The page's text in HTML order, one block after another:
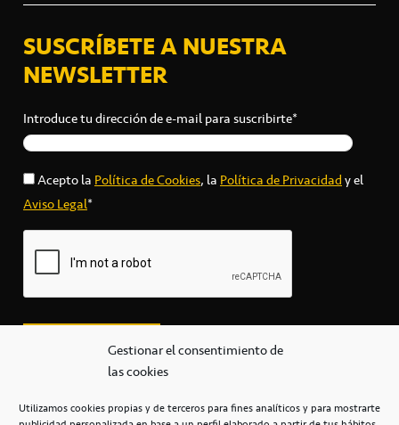
Gestionar el consentimiento de
las cookies
Utilizamos cookies propias y de terceros para fines analíticos y para mostrarte
SUSCRÍBETE A NUESTRA
NEWSLETTER
Introduce tu dirección de e-mail para suscribirte*
Acepto laPolítica de Cookies, laPolítica de Privacidady el
Aviso Legal*